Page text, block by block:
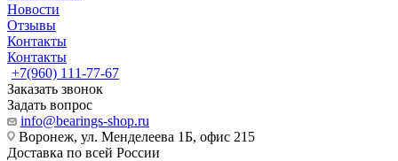
Новости
Отзывы
Контакты
Контакты
+7(960) 111-77-67
Заказать звонок
Задать вопрос
info@bearings-shop.ru
Воронеж, ул. Менделеева 1Б, офис 215
Доставка по всей России